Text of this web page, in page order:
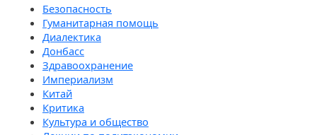
Безопасность
Гуманитарная помощь
Диалектика
Донбасс
Здравоохранение
Империализм
Китай
Критика
Культура и общество